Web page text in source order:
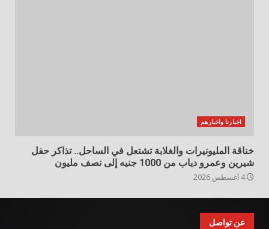
اخبارنا واخبارهم
خناقة المليونيرات والغلابة تشتعل في الساحل.. تذاكر حفل
شيرين وعمرو دياب من 1000 جنيه إلى نصف مليون
عن تواصل